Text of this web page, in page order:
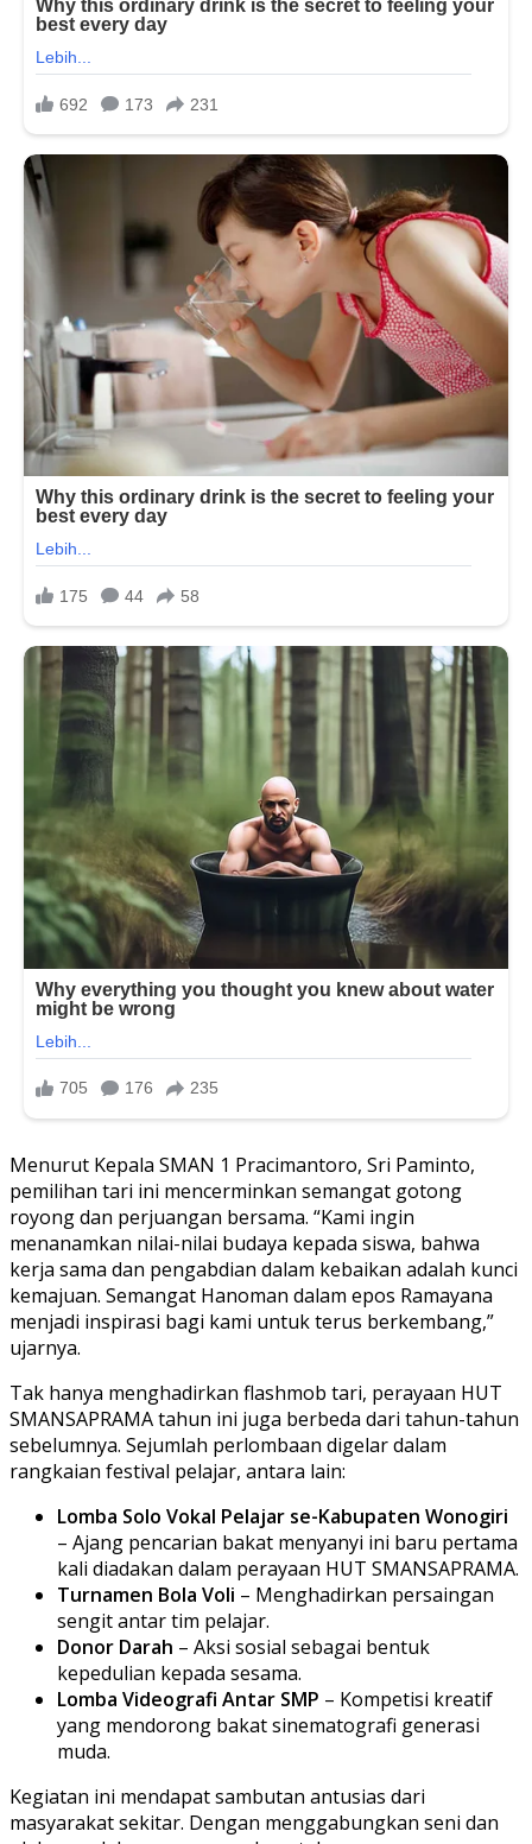
Menurut Kepala SMAN 1 Pracimantoro, Sri Paminto,
pemilihan tari ini mencerminkan semangat gotong
royong dan perjuangan bersama. “Kami ingin
menanamkan nilai-nilai budaya kepada siswa, bahwa
kerja sama dan pengabdian dalam kebaikan adalah kunci
kemajuan. Semangat Hanoman dalam epos Ramayana
menjadi inspirasi bagi kami untuk terus berkembang,”
ujarnya.
Tak hanya menghadirkan flashmob tari, perayaan HUT
SMANSAPRAMA tahun ini juga berbeda dari tahun-tahun
sebelumnya. Sejumlah perlombaan digelar dalam
rangkaian festival pelajar, antara lain:
Lomba Solo Vokal Pelajar se-Kabupaten Wonogiri
– Ajang pencarian bakat menyanyi ini baru pertama
kali diadakan dalam perayaan HUT SMANSAPRAMA.
Turnamen Bola Voli – Menghadirkan persaingan
sengit antar tim pelajar.
Donor Darah – Aksi sosial sebagai bentuk
kepedulian kepada sesama.
Lomba Videografi Antar SMP – Kompetisi kreatif
yang mendorong bakat sinematografi generasi
muda.
Kegiatan ini mendapat sambutan antusias dari
masyarakat sekitar. Dengan menggabungkan seni dan